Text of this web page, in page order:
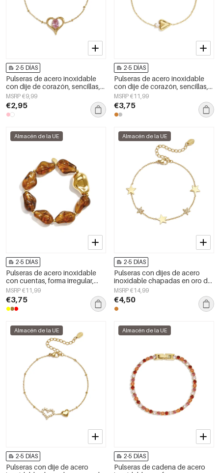
2-5 DÍAS
Pulseras de acero inoxidable
con dije de corazón, sencillas,
de la serie Daily Simple, joyería
para mujer
MSRP €9,99
€2,95
2-5 DÍAS
Pulseras de acero inoxidable
con dije de corazón, sencillas,
de la serie Daily Simple, joyería
para mujer
MSRP €11,99
€3,75
Almacén de la UE
2-5 DÍAS
Pulseras de acero inoxidable
con cuentas, forma irregular,
estilo casual, para uso diario,
serie sencilla, joyería para mujer.
MSRP €11,99
€3,75
Almacén de la UE
2-5 DÍAS
Pulseras con dijes de acero
inoxidable chapadas en oro de
14 quilates, serie Star Daily
Simple, joyería para mujer
MSRP €14,99
€4,50
Almacén de la UE
2-5 DÍAS
Pulseras con dije de acero
Almacén de la UE
2-5 DÍAS
Pulseras de cadena de acero